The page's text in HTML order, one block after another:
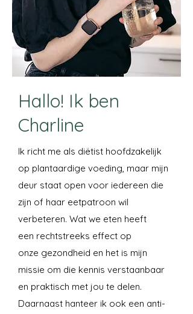
Hallo! Ik ben
Charline
Ik richt me als diëtist hoofdzakelijk
op plantaardige voeding, maar mijn
deur staat open voor iedereen die
zijn of haar eetpatroon wil
verbeteren. Wat we eten heeft
een rechtstreeks effect op
onze gezondheid en het is mijn
missie om die kennis verstaanbaar
en praktisch met jou te delen.
Daarnaast hanteer ik ook een anti-